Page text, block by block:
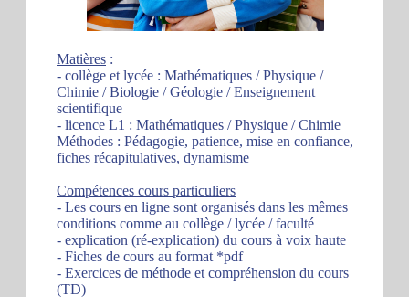
Matières :
- collège et lycée : Mathématiques / Physique /
Chimie / Biologie / Géologie / Enseignement
scientifique
- licence L1 : Mathématiques / Physique / Chimie
Méthodes : Pédagogie, patience, mise en confiance,
fiches récapitulatives, dynamisme
Compétences cours particuliers
- Les cours en ligne sont organisés dans les mêmes
conditions comme au collège / lycée / faculté
- explication (ré-explication) du cours à voix haute
- Fiches de cours au format *pdf
- Exercices de méthode et compréhension du cours
(TD)